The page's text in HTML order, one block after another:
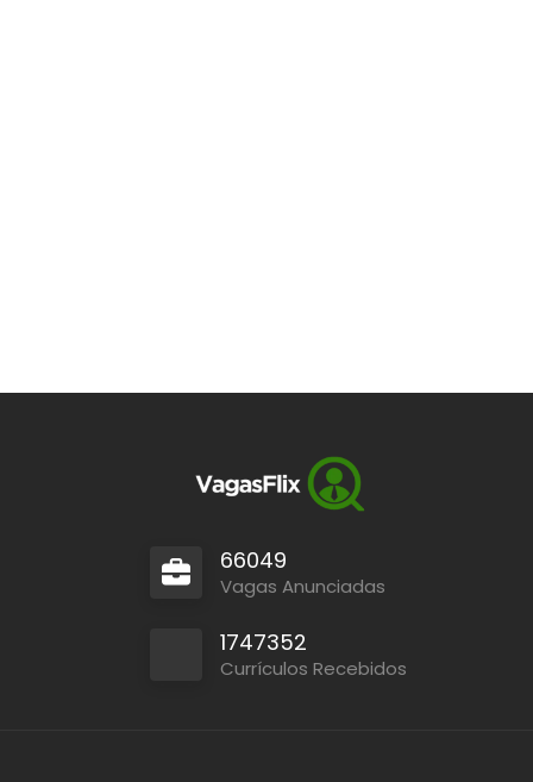
66049
Vagas Anunciadas
1747352
Currículos Recebidos